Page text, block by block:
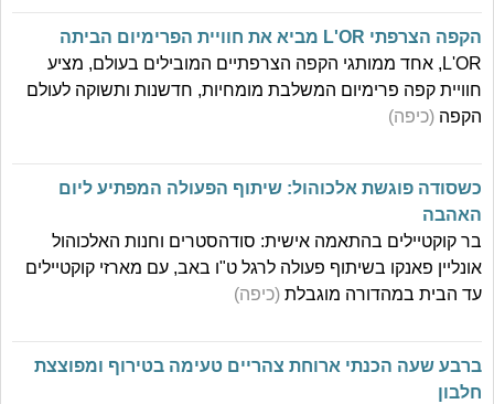
הקפה הצרפתי L'OR מביא את חוויית הפרימיום הביתה
L'OR, אחד ממותגי הקפה הצרפתיים המובילים בעולם, מציע
חוויית קפה פרימיום המשלבת מומחיות, חדשנות ותשוקה לעולם
הקפה (כיפה)
כשסודה פוגשת אלכוהול: שיתוף הפעולה המפתיע ליום
האהבה
בר קוקטיילים בהתאמה אישית: סודהסטרים וחנות האלכוהול
אונליין פאנקו בשיתוף פעולה לרגל ט"ו באב, עם מארזי קוקטיילים
עד הבית במהדורה מוגבלת (כיפה)
ברבע שעה הכנתי ארוחת צהריים טעימה בטירוף ומפוצצת
חלבון